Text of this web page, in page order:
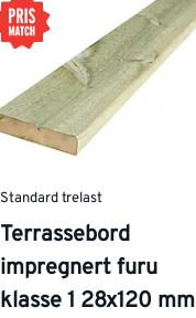
Standard trelast
Terrassebord
impregnert furu
klasse 1 28x120 mm